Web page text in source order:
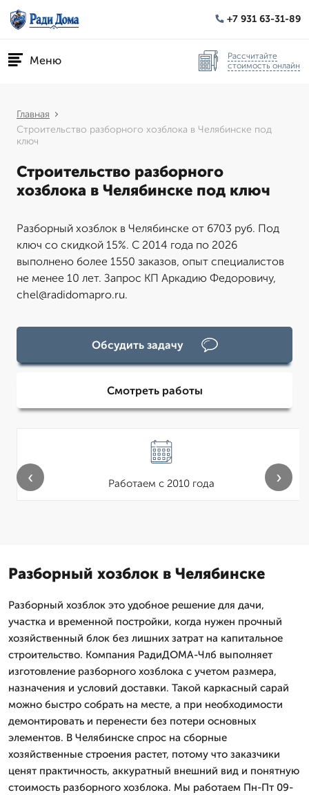
+7 931 63-31-89
Меню
Рассчитайте
стоимость онлайн
Главная
Строительство разборного хозблока в Челябинске под
ключ
Строительство разборного
хозблока в Челябинске под ключ
Разборный хозблок в Челябинске от 6703 руб. Под
ключ со скидкой 15%. С 2014 года по 2026
выполнено более 1550 заказов, опыт специалистов
не менее 10 лет. Запрос КП Аркадию Федоровичу,
chel@radidomapro.ru.
Обсудить задачу
Смотреть работы
Работаем с 2010 года
‹ ›
Разборный хозблок в Челябинске
Разборный хозблок это удобное решение для дачи,
участка и временной постройки, когда нужен прочный
хозяйственный блок без лишних затрат на капитальное
строительство. Компания РадиДОМА-Члб выполняет
изготовление разборного хозблока с учетом размера,
назначения и условий доставки. Такой каркасный сарай
можно быстро собрать на месте, а при необходимости
демонтировать и перенести без потери основных
элементов. В Челябинске спрос на сборные
хозяйственные строения растет, потому что заказчики
ценят практичность, аккуратный внешний вид и понятную
стоимость разборного хозблока. Мы работаем Пн-Пт 09-